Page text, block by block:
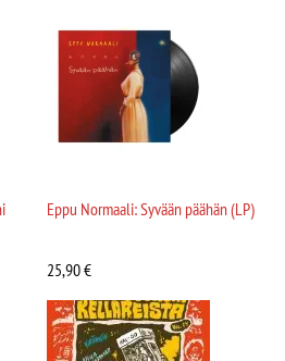
Eppu Normaali: Syvään päähän (LP)
25,90€